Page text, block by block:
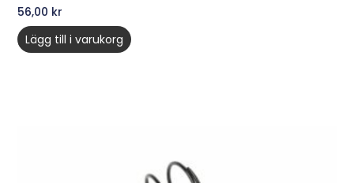
56,00 kr
Lägg till i varukorg